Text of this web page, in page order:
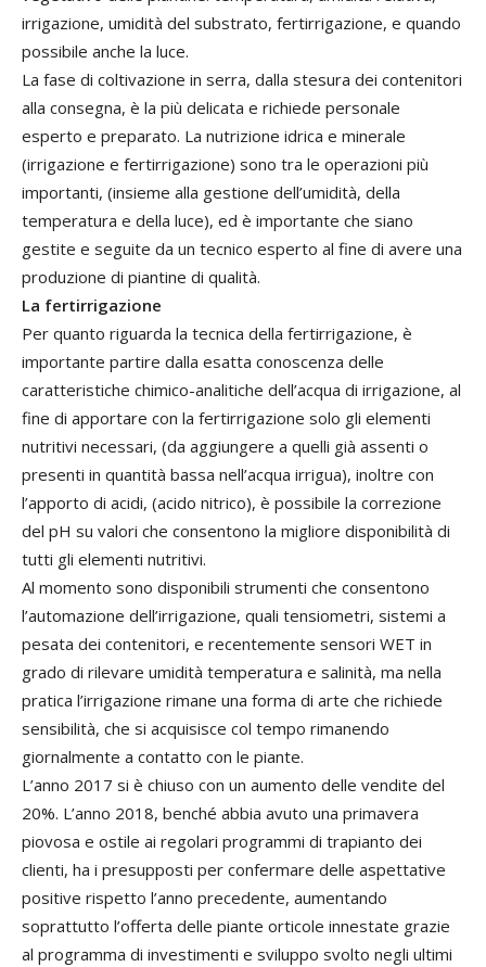
irrigazione, umidità del substrato, fertirrigazione, e quando
possibile anche la luce.
La fase di coltivazione in serra, dalla stesura dei contenitori
alla consegna, è la più delicata e richiede personale
esperto e preparato. La nutrizione idrica e minerale
(irrigazione e fertirrigazione) sono tra le operazioni più
importanti, (insieme alla gestione dell’umidità, della
temperatura e della luce), ed è importante che siano
gestite e seguite da un tecnico esperto al fine di avere una
produzione di piantine di qualità.
La fertirrigazione
Per quanto riguarda la tecnica della fertirrigazione, è
importante partire dalla esatta conoscenza delle
caratteristiche chimico-analitiche dell’acqua di irrigazione, al
fine di apportare con la fertirrigazione solo gli elementi
nutritivi necessari, (da aggiungere a quelli già assenti o
presenti in quantità bassa nell’acqua irrigua), inoltre con
l’apporto di acidi, (acido nitrico), è possibile la correzione
del pH su valori che consentono la migliore disponibilità di
tutti gli elementi nutritivi.
Al momento sono disponibili strumenti che consentono
l’automazione dell’irrigazione, quali tensiometri, sistemi a
pesata dei contenitori, e recentemente sensori WET in
grado di rilevare umidità temperatura e salinità, ma nella
pratica l’irrigazione rimane una forma di arte che richiede
sensibilità, che si acquisisce col tempo rimanendo
giornalmente a contatto con le piante.
L’anno 2017 si è chiuso con un aumento delle vendite del
20%. L’anno 2018, benché abbia avuto una primavera
piovosa e ostile ai regolari programmi di trapianto dei
clienti, ha i presupposti per confermare delle aspettative
positive rispetto l’anno precedente, aumentando
soprattutto l’offerta delle piante orticole innestate grazie
al programma di investimenti e sviluppo svolto negli ultimi